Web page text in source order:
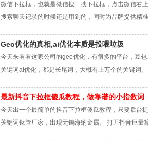
微信下拉框，也就是微信搜一搜下拉框，点击微信右
搜索聊天记录的时候还是用到的，同时为品牌提供精
Geo优化的真相,ai优化本质是投喂垃圾
今天来看看这家公司的geo优化，有很多的平台，豆
关键词ai优化，都是长尾词，大概有上万个的关键词
最新抖音下拉框傻瓜教程，做靠谱的小指数词
今天出一个最简单的抖音下拉框傻瓜教程，只要后台
关键词钛管厂家，出现无锡海纳金属。 打开抖音巨量